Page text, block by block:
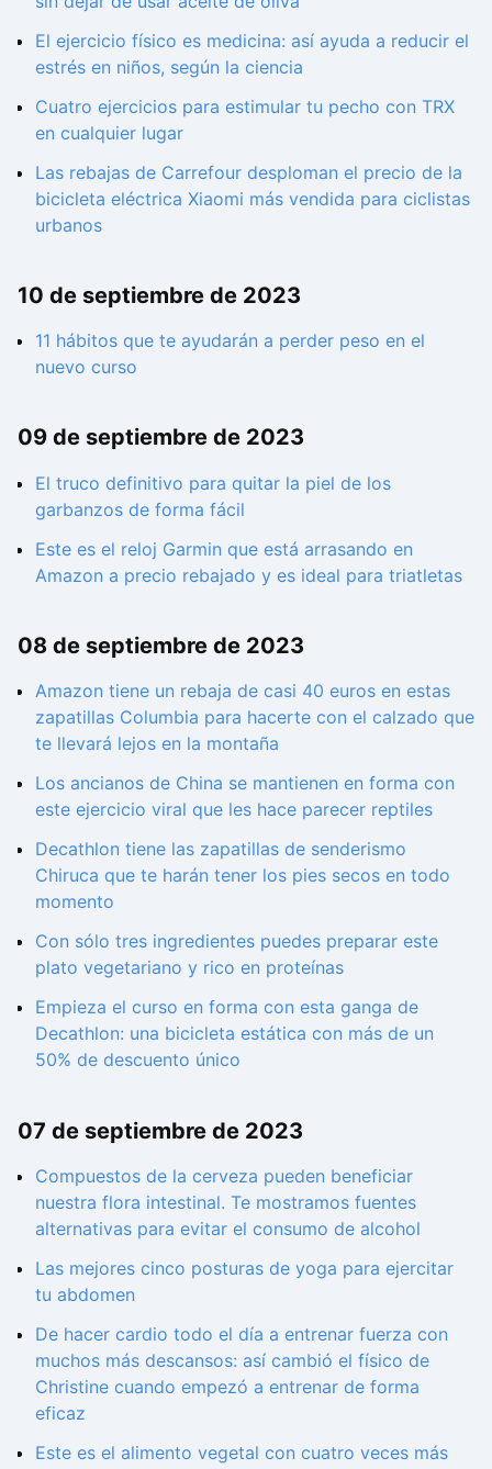
El ejercicio físico es medicina: así ayuda a reducir el
estrés en niños, según la ciencia
Cuatro ejercicios para estimular tu pecho con TRX
en cualquier lugar
Las rebajas de Carrefour desploman el precio de la
bicicleta eléctrica Xiaomi más vendida para ciclistas
urbanos
10 de septiembre de 2023
11 hábitos que te ayudarán a perder peso en el
nuevo curso
09 de septiembre de 2023
El truco definitivo para quitar la piel de los
garbanzos de forma fácil
Este es el reloj Garmin que está arrasando en
Amazon a precio rebajado y es ideal para triatletas
08 de septiembre de 2023
Amazon tiene un rebaja de casi 40 euros en estas
zapatillas Columbia para hacerte con el calzado que
te llevará lejos en la montaña
Los ancianos de China se mantienen en forma con
este ejercicio viral que les hace parecer reptiles
Decathlon tiene las zapatillas de senderismo
Chiruca que te harán tener los pies secos en todo
momento
Con sólo tres ingredientes puedes preparar este
plato vegetariano y rico en proteínas
Empieza el curso en forma con esta ganga de
Decathlon: una bicicleta estática con más de un
50% de descuento único
07 de septiembre de 2023
Compuestos de la cerveza pueden beneficiar
nuestra flora intestinal. Te mostramos fuentes
alternativas para evitar el consumo de alcohol
Las mejores cinco posturas de yoga para ejercitar
tu abdomen
De hacer cardio todo el día a entrenar fuerza con
muchos más descansos: así cambió el físico de
Christine cuando empezó a entrenar de forma
eficaz
Este es el alimento vegetal con cuatro veces más